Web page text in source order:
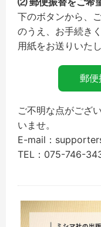
下のボタンから、
のうえ、お手続き
用紙をお送りいたし
郵便
ご不明な点がござ
いませ。
E-mail：
TEL：075-746-